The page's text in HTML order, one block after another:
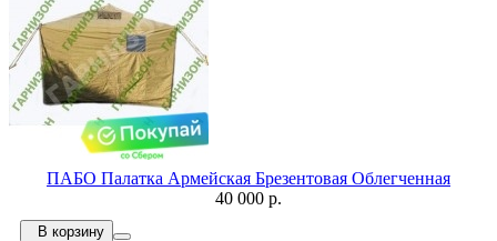
ПАБО Палатка Армейская Брезентовая Облегченная
40 000 р.
В корзину